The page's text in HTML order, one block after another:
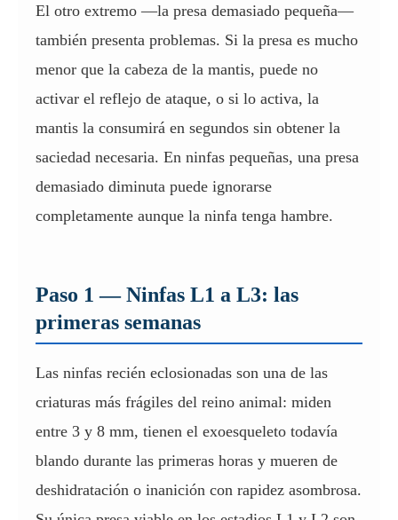
El otro extremo —la presa demasiado pequeña—
también presenta problemas. Si la presa es mucho
menor que la cabeza de la mantis, puede no
activar el reflejo de ataque, o si lo activa, la
mantis la consumirá en segundos sin obtener la
saciedad necesaria. En ninfas pequeñas, una presa
demasiado diminuta puede ignorarse
completamente aunque la ninfa tenga hambre.
Paso 1 — Ninfas L1 a L3: las
primeras semanas
Las ninfas recién eclosionadas son una de las
criaturas más frágiles del reino animal: miden
entre 3 y 8 mm, tienen el exoesqueleto todavía
blando durante las primeras horas y mueren de
deshidratación o inanición con rapidez asombrosa.